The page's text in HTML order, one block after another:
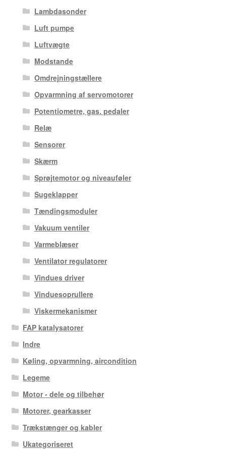
Lambdasonder
Luft pumpe
Luftvægte
Modstande
Omdrejningstællere
Opvarmning af servomotorer
Potentiometre, gas. pedaler
Relæ
Sensorer
Skærm
Sprøjtemotor og niveauføler
Sugeklapper
Tændingsmoduler
Vakuum ventiler
Varmeblæser
Ventilator regulatorer
Vindues driver
Vinduesoprullere
Viskermekanismer
FAP katalysatorer
Indre
Køling, opvarmning, aircondition
Legeme
Motor - dele og tilbehør
Motorer, gearkasser
Trækstænger og kabler
Ukategoriseret